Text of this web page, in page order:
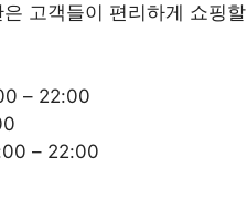
고객들이 편리하게 쇼핑
– 22:00
– 22:00